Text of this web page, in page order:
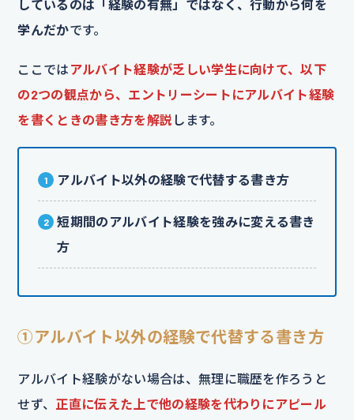
しているのは「経験の有無」ではなく、行動から何を
学んだかです。
ここでは アルバイト経験が乏しい学生に向けて、以下
の2つの観点から、エントリーシートにアルバイト経験
を書くときの書き方を解説 します。
アルバイト以外の経験で代替する書き方
短期間のアルバイト経験を強みに変える書き
方
①アルバイト以外の経験で代替する書き方
アルバイト経験がない場合は、無理に職歴を作ろうと
せず、 正直に伝えた上で他の経験を代わりにアピール